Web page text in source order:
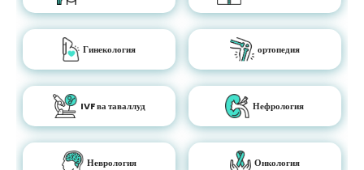
Гинекология ортопедия
IVF ва таваллуд Нефрология
Неврология Онкология